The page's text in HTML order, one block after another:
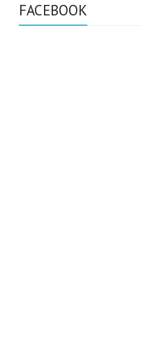
FACEBOOK